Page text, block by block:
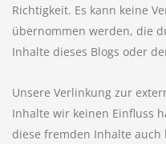
Richtigkeit. Es kann keine
übernommen werden, die
Inhalte dieses Blogs oder
Unsere Verlinkung zur
Inhalte wir keinen Einfluss
diese fremden Inhalte